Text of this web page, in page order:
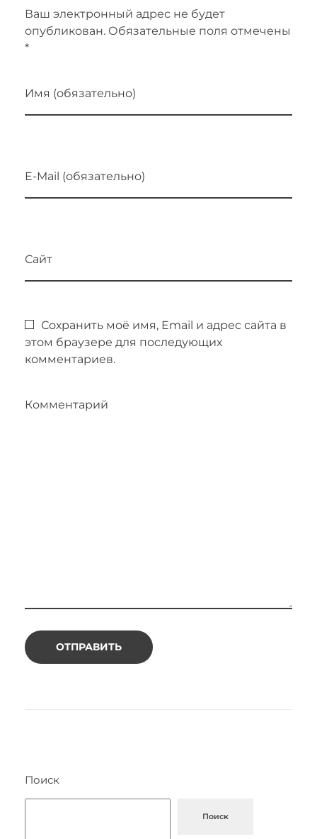
Ваш электронный адрес не будет
опубликован. Обязательные поля отмечены
*
Имя (обязательно)
E-Mail (обязательно)
Сайт
Сохранить моё имя, Email и адрес сайта в
этом браузере для последующих
комментариев.
Комментарий
Поиск
Поиск